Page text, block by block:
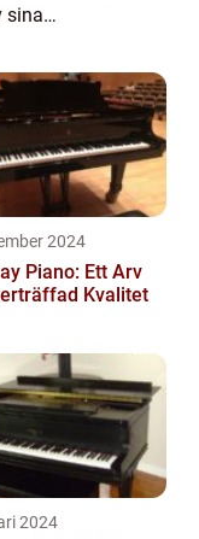
sina
mjöld...
2024
Piano: Ett Arv
Kvalitet
2024